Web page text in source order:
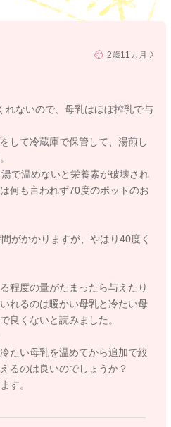
2歳11カ月
れないので、母乳はほぼ搾乳で与
して冷蔵庫で保管して、湯煎し
で温めないと栄養素が破壊され
何も言われず70度のポットのお
がかかりますが、やはり40度く
程度の量がたまったら与えたり
れるのは暖かい母乳と冷たい母
良くないと読みました。
たい母乳を温めてから追加で絞
るのは良いのでしょうか？
す。